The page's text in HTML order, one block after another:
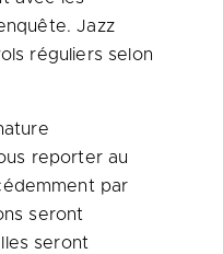
Jazz
réguliers selon
reporter au
par
seront
seront